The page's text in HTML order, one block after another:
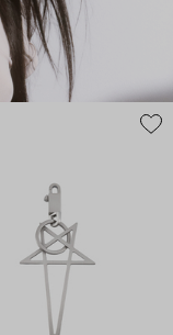
тяжесть высокой